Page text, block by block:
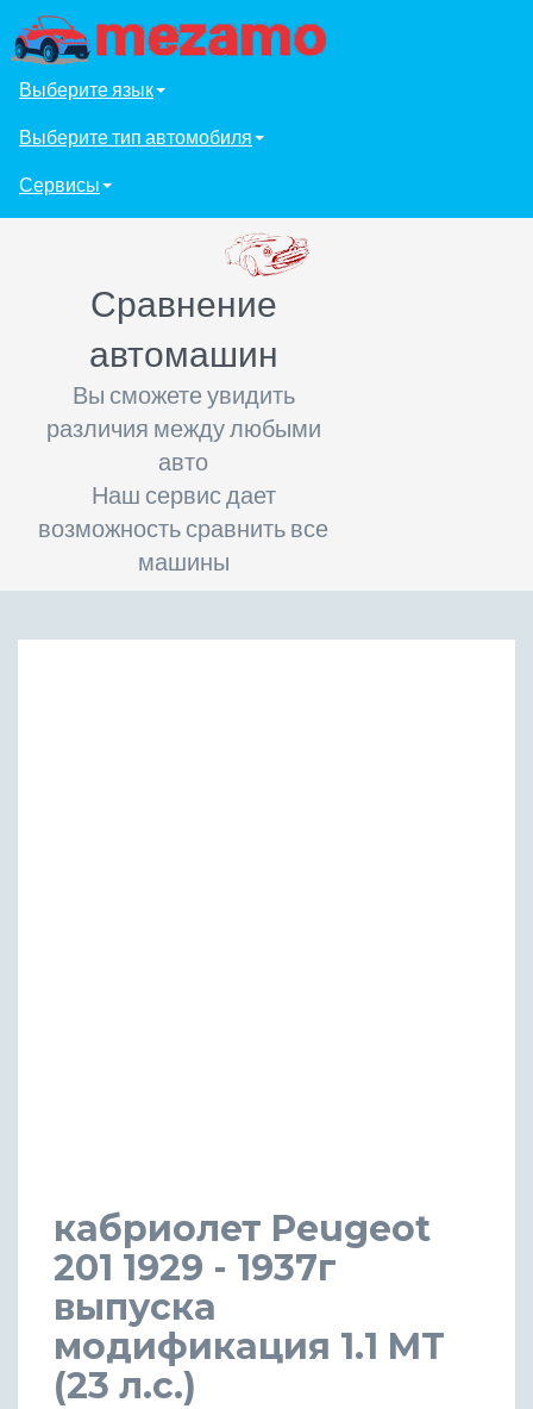
Выберите язык
Выберите тип автомобиля
Сервисы
Сравнение
автомашин
Вы сможете увидить
различия между любыми
авто
Наш сервис дает
возможность сравнить все
машины
кабриолет Peugeot
201 1929 - 1937г
выпуска
модификация 1.1 MT
(23 л.с.)